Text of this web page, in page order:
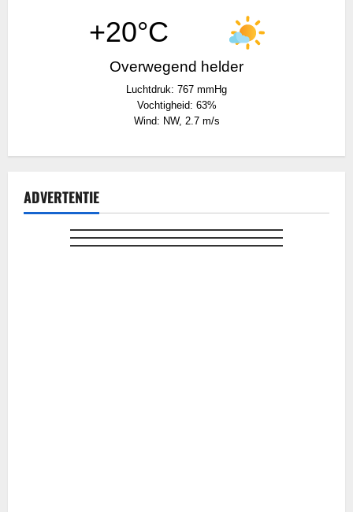
+20°C
Overwegend helder
Luchtdruk: 767 mmHg
Vochtigheid: 63%
Wind: NW, 2.7 m/s
ADVERTENTIE